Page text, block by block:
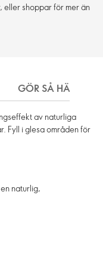
eller shoppar för mer än
GÖR SÅ HÄR
av naturliga
Fyll i glesa områden för
naturlig,